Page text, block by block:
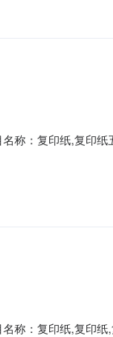
称：复印纸,复印纸
称：复印纸,复印